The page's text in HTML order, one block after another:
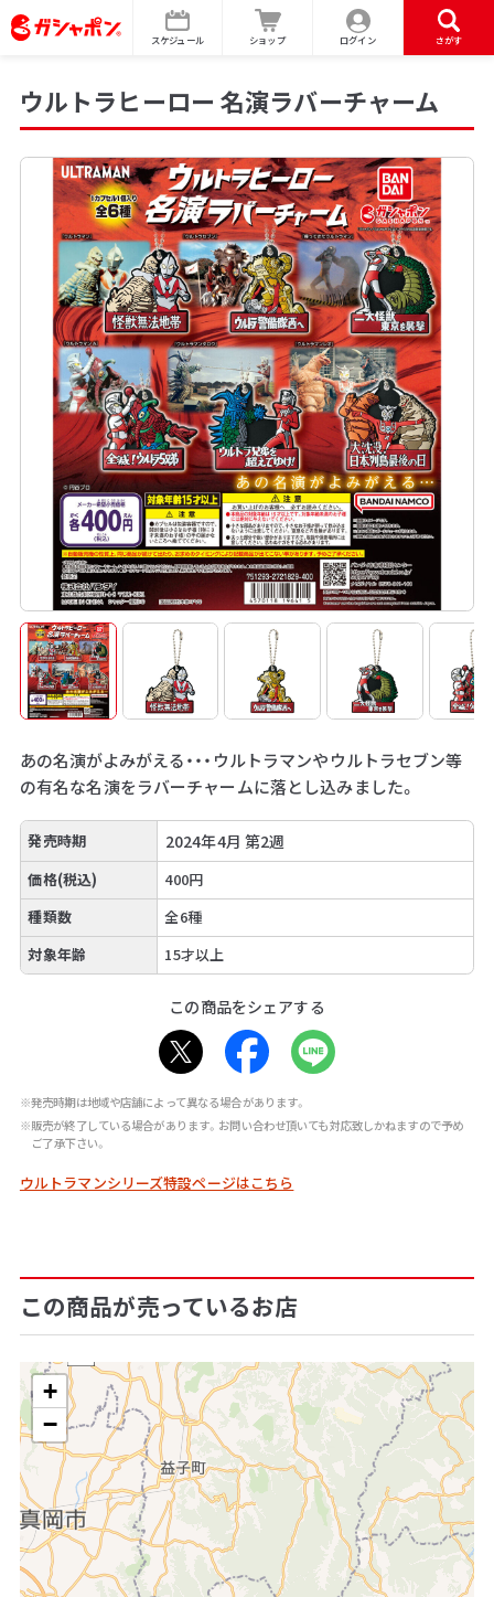
スケジュール ショップ ログイン さがす
ウルトラヒーロー 名演ラバーチャーム
あの名演がよみがえる・・・ウルトラマンやウルトラセブン等
の有名な名演をラバーチャームに落とし込みました。
発売時期 2024年4月 第2週
価格(税込)
400円
種類数
全6種
対象年齢
15才以上
この商品をシェアする
※発売時期は地域や店舗によって異なる場合があります。
※販売が終了している場合があります。お問い合わせ頂いても対応致しかねますので予め
ご了承下さい。
ウルトラマンシリーズ特設ページはこちら
この商品が売っているお店
+
−